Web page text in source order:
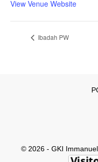
View Venue Website
Ibadah PW
© 2026 - GKI